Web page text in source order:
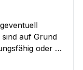
auf Grund
oder zu